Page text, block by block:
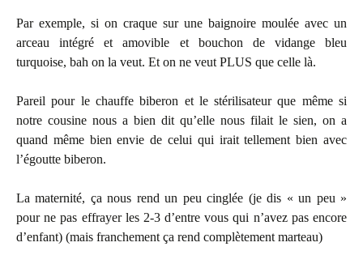
Par exemple, si on craque sur une baignoire moulée avec un
arceau intégré et amovible et bouchon de vidange bleu
turquoise, bah on la veut. Et on ne veut PLUS que celle là.
Pareil pour le chauffe biberon et le stérilisateur que même si
notre cousine nous a bien dit qu’elle nous filait le sien, on a
quand même bien envie de celui qui irait tellement bien avec
l’égoutte biberon.
La maternité, ça nous rend un peu cinglée (je dis « un peu »
pour ne pas effrayer les 2-3 d’entre vous qui n’avez pas encore
d’enfant) (mais franchement ça rend complètement marteau)